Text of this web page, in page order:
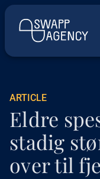
ARTICLE
Eldre
stadig
over til